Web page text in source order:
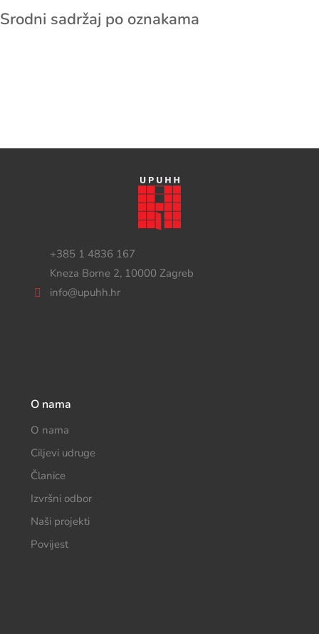
Srodni sadržaj po oznakama
+385 1 4836 167
Kneza Borne 2, 10000 Zagreb
info@upuhh.hr
O nama
O nama
Ciljevi udruge
Članice
Izvršni odbor
Naši projekti
Povijest